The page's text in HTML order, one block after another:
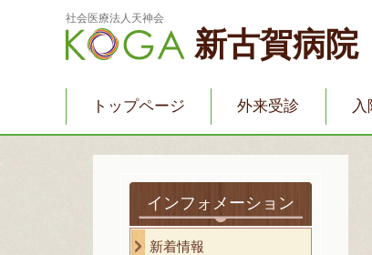
社会医療法人天神会
新古賀病院
トップページ 外来受診 入
インフォメーション
新着情報